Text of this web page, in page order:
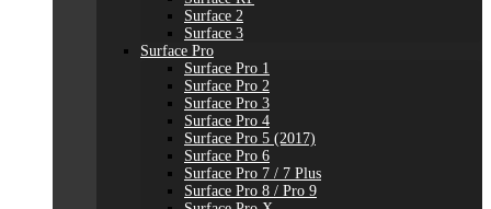
Surface 2
Surface 3
Surface Pro
Surface Pro 1
Surface Pro 2
Surface Pro 3
Surface Pro 4
Surface Pro 5 (2017)
Surface Pro 6
Surface Pro 7 / 7 Plus
Surface Pro 8 / Pro 9